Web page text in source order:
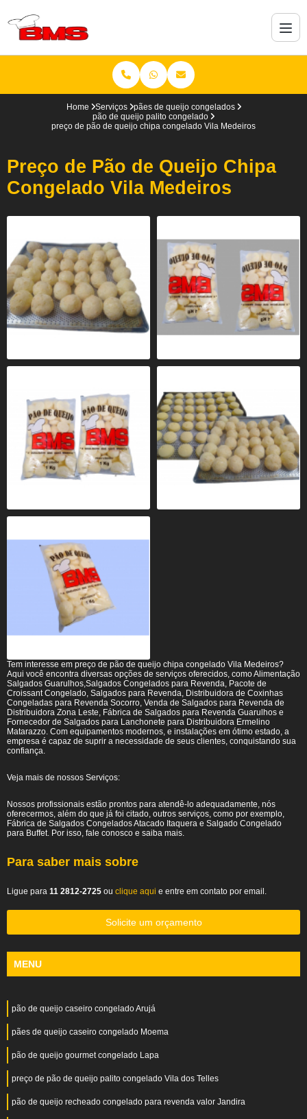
Home Serviços
pães de queijo congelados
pão de queijo palito congelado
preço de pão de queijo chipa congelado Vila Medeiros
Preço de Pão de Queijo Chipa
Congelado Vila Medeiros
Tem interesse em preço de pão de queijo chipa congelado Vila Medeiros?
Aqui você encontra diversas opções de serviços oferecidos, como Alimentação
Salgados Guarulhos,Salgados Congelados para Revenda, Pacote de
Croissant Congelado, Salgados para Revenda, Distribuidora de Coxinhas
Congeladas para Revenda Socorro, Venda de Salgados para Revenda de
Distribuidora Zona Leste, Fábrica de Salgados para Revenda Guarulhos e
Fornecedor de Salgados para Lanchonete para Distribuidora Ermelino
Matarazzo. Com equipamentos modernos, e instalações em ótimo estado, a
empresa é capaz de suprir a necessidade de seus clientes, conquistando sua
confiança.
Veja mais de nossos Serviços:
Nossos profissionais estão prontos para atendê-lo adequadamente, nós
oferecermos, além do que já foi citado, outros serviços, como por exemplo,
Fábrica de Salgados Congelados Atacado Itaquera e Salgado Congelado
para Buffet. Por isso, fale conosco e saiba mais.
Para saber mais sobre
Ligue para 11 2812-2725 ou clique aqui e entre em contato por email.
Solicite um orçamento
MENU
pão de queijo caseiro congelado Arujá
pães de queijo caseiro congelado Moema
pão de queijo gourmet congelado Lapa
preço de pão de queijo palito congelado Vila dos Telles
pão de queijo recheado congelado para revenda valor Jandira